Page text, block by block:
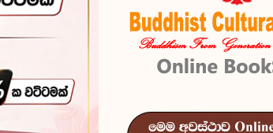
Pansiya
Reference